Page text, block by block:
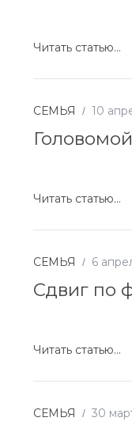
Читать статью...
СЕМЬЯ 10
Читать статью...
СЕМЬЯ 6
Сдвиг по
Читать статью...
СЕМЬЯ 30